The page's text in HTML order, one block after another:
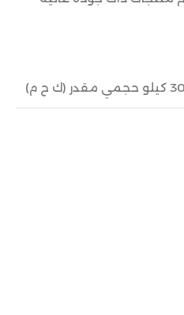
30 كيلو حجمي مقدر (ك ح م)